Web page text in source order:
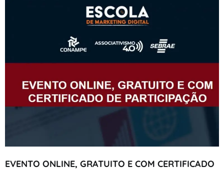
EVENTO ONLINE, GRATUITO E COM CERTIFICADO